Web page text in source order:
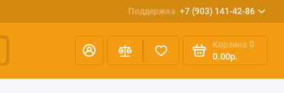
Поддержка +7 (903) 141-42-86
Корзина 0
0.00р.